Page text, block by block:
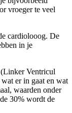
vroeger te veel
cardiolooog. De
in je
Ventricul
er in gaat en wat
waarden onder
30% wordt de